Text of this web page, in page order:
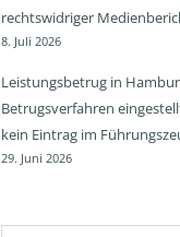
rechtswidriger
8. Juli 2026
Leistungsbetrug in
Betrugsverfahren
kein Eintrag im
29. Juni 2026